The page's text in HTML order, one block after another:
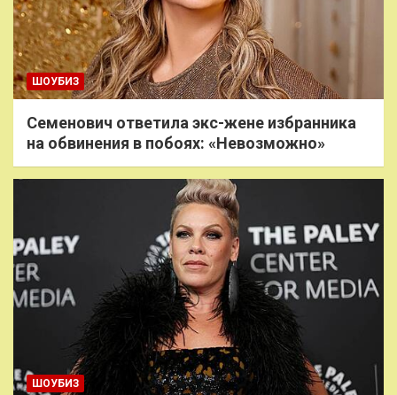
ШОУБИЗ
Семенович ответила экс-жене избранника
на обвинения в побоях: «Невозможно»
ШОУБИЗ